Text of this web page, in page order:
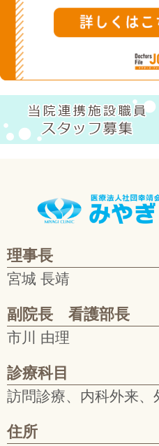
理事長
宮城 長靖
副院長 看護部長
市川 由理
診療科目
訪問診療、内科外来、
住所